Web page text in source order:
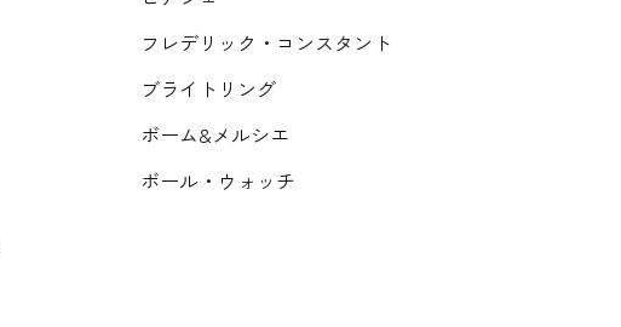
フレデリック・コンスタント
ブライトリング
ボーム&メルシエ
ボール・ウォッチ